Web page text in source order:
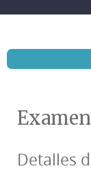
Detalles